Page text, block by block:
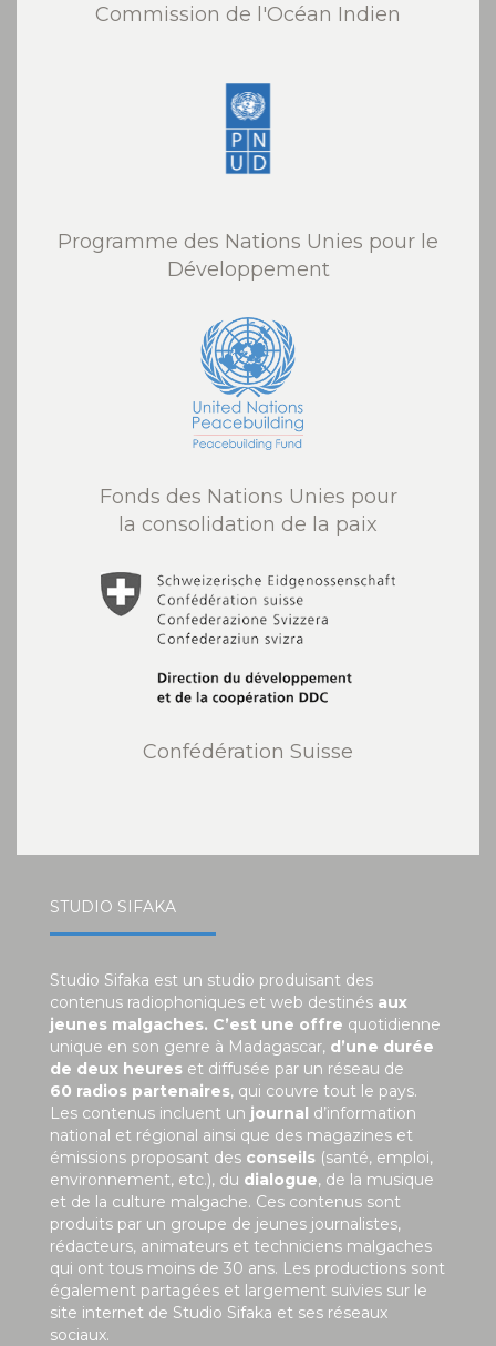
Commission de l'Océan Indien
Programme des Nations Unies pour le
Développement
Fonds des Nations Unies pour
la consolidation de la paix
Confédération Suisse
STUDIO SIFAKA
Studio Sifaka est un studio produisant des
contenus radiophoniques et web destinés aux
jeunes malgaches. C’est une offre quotidienne
unique en son genre à Madagascar, d’une durée
de deux heures et diffusée par un réseau de
60 radios partenaires, qui couvre tout le pays.
Les contenus incluent un journal d’information
national et régional ainsi que des magazines et
émissions proposant des conseils (santé, emploi,
environnement, etc.), du dialogue, de la musique
et de la culture malgache. Ces contenus sont
produits par un groupe de jeunes journalistes,
rédacteurs, animateurs et techniciens malgaches
qui ont tous moins de 30 ans. Les productions sont
également partagées et largement suivies sur le
site internet de Studio Sifaka et ses réseaux
sociaux.